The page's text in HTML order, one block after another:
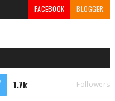
FACEBOOK BLOGGER
1.7k Followers